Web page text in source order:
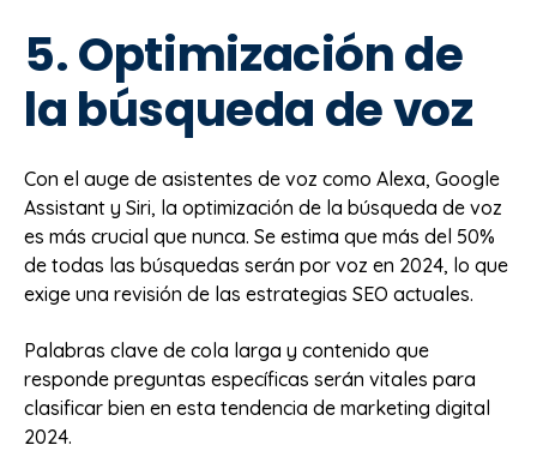
5. Optimización de
la búsqueda de voz
Con el auge de asistentes de voz como Alexa, Google
Assistant y Siri, la optimización de la búsqueda de voz
es más crucial que nunca. Se estima que más del 50%
de todas las búsquedas serán por voz en 2024, lo que
exige una revisión de las estrategias SEO actuales.
Palabras clave de cola larga y contenido que
responde preguntas específicas serán vitales para
clasificar bien en esta tendencia de marketing digital
2024.